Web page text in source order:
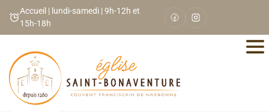
Panneau de gestion des cookies
Accueil | lundi-samedi | 9h-12h et
15h-18h